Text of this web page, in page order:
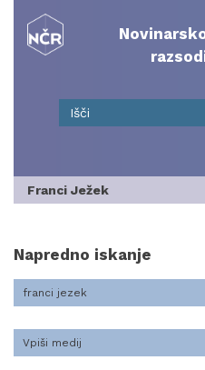
content
Franci Ježek
Napredno iskanje